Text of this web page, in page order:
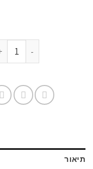
תיאור